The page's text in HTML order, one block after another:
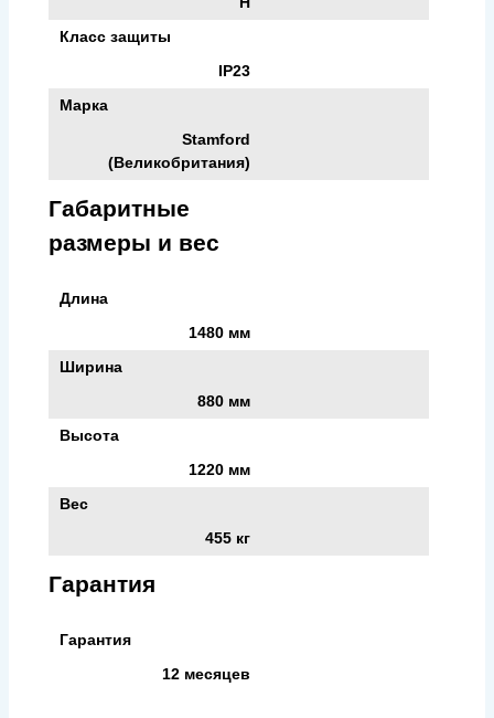
Класс защиты
IP23
Марка
Stamford
(Великобритания)
Габаритные
размеры и вес
Длина
1480 мм
Ширина
880 мм
Высота
1220 мм
Вес
455 кг
Гарантия
Гарантия
12 месяцев